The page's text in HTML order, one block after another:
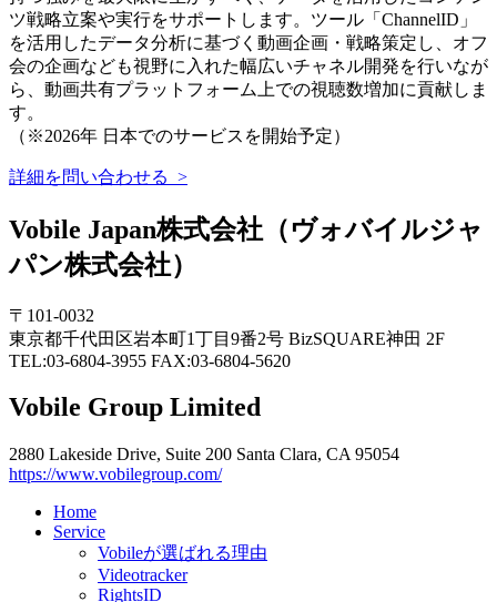
ツ戦略立案や実行をサポートします。ツール「ChannelID」
を活用したデータ分析に基づく動画企画・戦略策定し、オフ
会の企画なども視野に入れた幅広いチャネル開発を行いなが
ら、動画共有プラットフォーム上での視聴数増加に貢献しま
す。
（※2026年 日本でのサービスを開始予定）
詳細を問い合わせる >
Vobile Japan株式会社（ヴォバイルジャ
パン株式会社）
〒101-0032
東京都千代田区岩本町1丁目9番2号 BizSQUARE神田 2F
TEL:03-6804-3955 FAX:03-6804-5620
Vobile Group Limited
2880 Lakeside Drive, Suite 200 Santa Clara, CA 95054
https://www.vobilegroup.com/
Home
Service
Vobileが選ばれる理由
Videotracker
RightsID